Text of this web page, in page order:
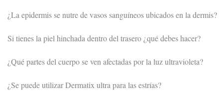
¿La epidermis se nutre de vasos sanguíneos ubicados en la dermis?
Si tienes la piel hinchada dentro del trasero ¿qué debes hacer?
¿Qué partes del cuerpo se ven afectadas por la luz ultravioleta?
¿Se puede utilizar Dermatix ultra para las estrías?